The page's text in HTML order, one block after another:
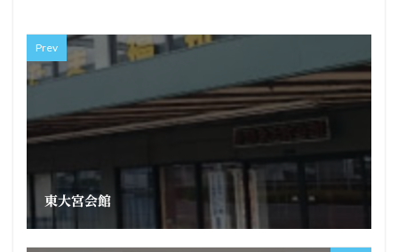
Prev
東大宮会館